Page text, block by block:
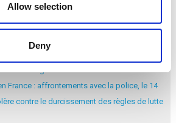
Allow selection
Deny
complémentaires :
obligatoire n'a rien de nouveau.
France : affrontements avec la police, le 14
contre le durcissement des règles de lutte